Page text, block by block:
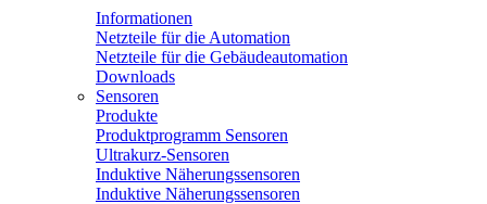
Informationen
Netzteile für die Automation
Netzteile für die Gebäudeautomation
Downloads
Sensoren
Produkte
Produktprogramm Sensoren
Ultrakurz-Sensoren
Induktive Näherungssensoren
Induktive Näherungssensoren